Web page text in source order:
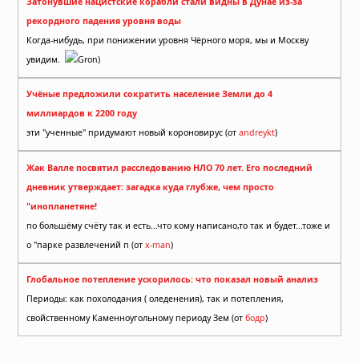
рекордного падения уровня воды
Когда-нибудь, при понижении уровня Чёрного моря, мы и Москву
увидим.
Gron)
Учёные предложили сократить население Земли до 4
миллиардов к 2200 году
эти "ученные" придумают новый короновирус (от andreykt)
Жак Валле посвятил расследованию НЛО 70 лет. Его последний
дневник утверждает: загадка куда глубже, чем просто
"инопланетяне!
по большёму счёту так и есть...что кому написано,то так и будет...тоже и
о "парке развлечений п (от x-man)
Глобальное потепление ускорилось: что показал новый анализ
Периоды: как похолодания ( оледенения), так и потепления,
свойственному Каменноугольному периоду Зем (от бодр)